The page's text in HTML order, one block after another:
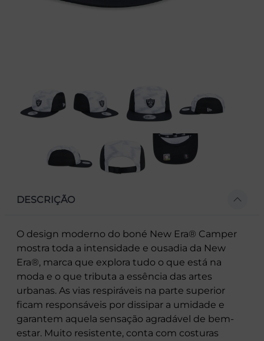
DESCRIÇÃO
O design moderno do boné New Era® Camper
mostra toda a intensidade e ousadia da New
Era®, marca que explora tudo o que está na
moda e o que tributa a essência das artes
urbanas. As vias respiráveis na parte superior
ficam responsáveis por dissipar a umidade e
garantem aquela sensação agradável de bem-
estar. Muito resistente, conta com costuras